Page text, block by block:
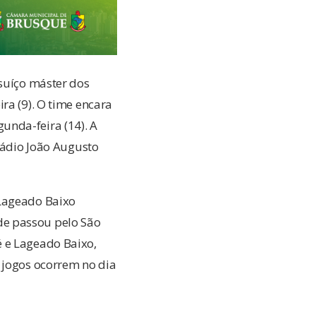
máster dos
(9). O time encara
feira (14). A
João Augusto
Baixo
passou pelo São
Lageado Baixo,
ocorrem no dia